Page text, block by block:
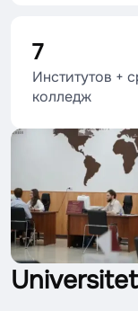
7
Институтов +
колледж